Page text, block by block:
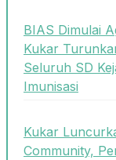
BIAS Dimulai
Kukar
Seluruh SD
Imunisasi
Kukar
Community,